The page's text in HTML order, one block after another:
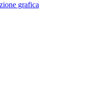
grafica